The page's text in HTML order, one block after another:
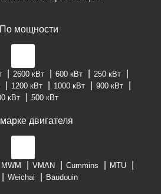
По мощности
2600 кВт 600 кВт
250 кВт
1200 кВт 1000 кВт
900 кВт
кВт
500 кВт
двигателя
MWM VMAN Cummins
MTU
Weichai Baudouin